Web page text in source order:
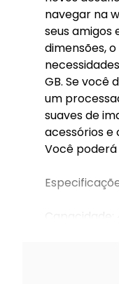
navegar na
seus amigos
dimensões,
GB. Se você
um
suaves de
acessórios
Você